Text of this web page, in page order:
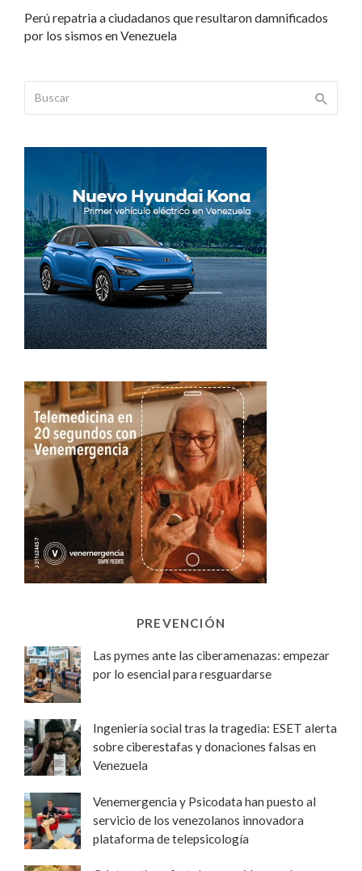
Perú repatria a ciudadanos que resultaron damnificados
por los sismos en Venezuela
PREVENCIÓN
Las pymes ante las ciberamenazas: empezar
por lo esencial para resguardarse
Ingeniería social tras la tragedia: ESET alerta
sobre ciberestafas y donaciones falsas en
Venezuela
Venemergencia y Psicodata han puesto al
servicio de los venezolanos innovadora
plataforma de telepsicología